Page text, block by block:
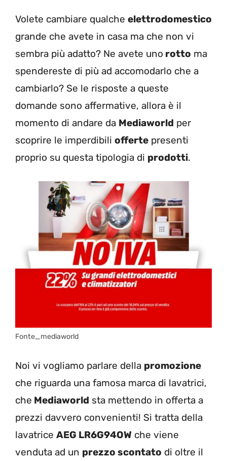
Volete cambiare qualche elettrodomestico
grande che avete in casa ma che non vi
sembra più adatto? Ne avete uno rotto ma
spendereste di più ad accomodarlo che a
cambiarlo? Se le risposte a queste
domande sono affermative, allora è il
momento di andare da Mediaworld per
scoprire le imperdibili offerte presenti
proprio su questa tipologia di prodotti.
Fonte_mediaworld
Noi vi vogliamo parlare della promozione
che riguarda una famosa marca di lavatrici,
che Mediaworld sta mettendo in offerta a
prezzi davvero convenienti! Si tratta della
lavatrice AEG LR6G94OW che viene
venduta ad un prezzo scontato di oltre il